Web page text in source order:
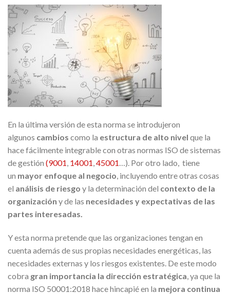
En la última versión de esta norma se introdujeron
algunos cambios como la estructura de alto nivel que la
hace fácilmente integrable con otras normas ISO de sistemas
de gestión (9001, 14001,45001…). Por otro lado, tiene
un mayor enfoque al negocio, incluyendo entre otras cosas
el análisis de riesgo y la determinación del contexto de la
organización y de las necesidades y expectativas de las
partes interesadas.
Y esta norma pretende que las organizaciones tengan en
cuenta además de sus propias necesidades energéticas, las
necesidades externas y los riesgos existentes. De este modo
cobra gran importancia la dirección estratégica , ya que la
norma ISO 50001:2018 hace hincapié en la mejora continua